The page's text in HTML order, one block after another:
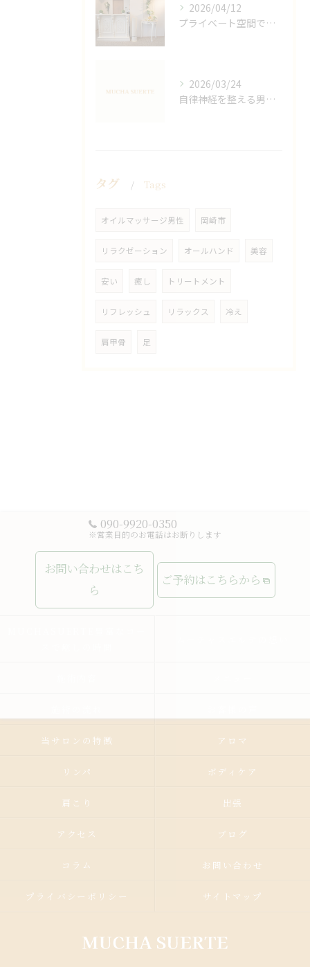
2026/04/12
プライベート空間で極上アロマリンパケアの効果
2026/03/24
自律神経を整える男性オイルマッサージ
タグ Tags
オイルマッサージ男性 岡崎市
リラクゼーション オールハンド 美容
安い 癒し トリートメント
リフレッシュ リラックス 冷え
肩甲骨 足
090-9920-0350
※営業目的のお電話はお断りします
お問い合わせはこち
ら
ご予約はこちらから
当サロンの特徴 アロマ
リンパ ボディケア
肩こり 出張
アクセス ブログ
コラム お問い合わせ
プライバシーポリシー サイトマップ